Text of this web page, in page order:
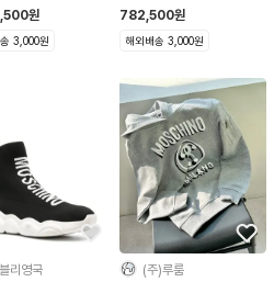
원
3,000원
782,500원
해외배송 3,000원
리영국
(주)루룸